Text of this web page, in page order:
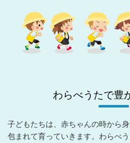
わらべうたで豊
子どもたちは、赤ちゃんの時から
包まれて育っていきます。わらべ